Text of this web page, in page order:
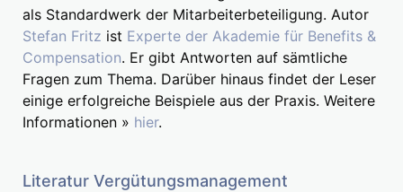
als Standardwerk der Mitarbeiterbeteiligung. Autor
Stefan Fritz ist Experte der Akademie für Benefits &
Compensation. Er gibt Antworten auf sämtliche
Fragen zum Thema. Darüber hinaus findet der Leser
einige erfolgreiche Beispiele aus der Praxis. Weitere
Informationen » hier.
Literatur Vergütungsmanagement